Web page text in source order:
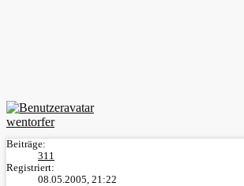
wentorfer
Beiträge:
311
Registriert:
08.05.2005, 21:22